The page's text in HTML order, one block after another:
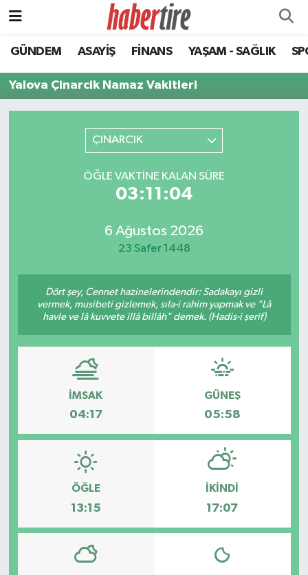
GÜNDEM ASAYİŞ FİNANS YAŞAM - SAĞLIK
Yalova Çinarcik Namaz Vakitleri
ÇINARCIK
ÖĞLE VAKTINE KALAN SÜRE
03:11:04
6 Ağustos 2026
23 Safer 1448
Dört şey, Cennet hazinelerindendir: Sadakayı gizli
vermek, musibeti gizlemek, sıla-i rahim yapmak ve "Lâ
havle ve lâ kuvvete illâ billâh" demek. (Hadis-i şerif)
İMSAK
04:17
GÜNEŞ
05:58
ÖĞLE
13:15
İKINDI
17:07
Tire Nöbetçi Eczaneler
Tire Hava Durumu
Tüm Manşetler
Son Dakika Haberleri